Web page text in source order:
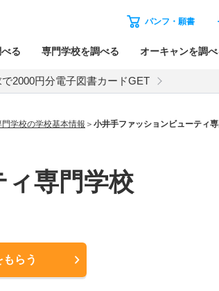
パンフ・願書
る 専門学校を調べる オーキャンを調べ
で2000円分電子図書カードGET
学校の学校基本情報 小井手ファッションビューティ
専門学校
もらう